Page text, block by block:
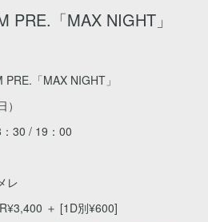
PRE.「MAX NIGHT」
「MAX NIGHT」
30 / 19：00
レ
＋ [1D別¥600]